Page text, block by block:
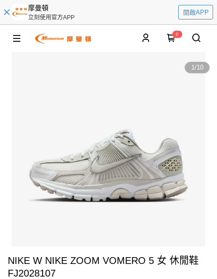
摩曼頓
立刻使用官方APP
開啟APP
0
1/10
NIKE W NIKE ZOOM VOMERO 5 女 休閒鞋
FJ2028107